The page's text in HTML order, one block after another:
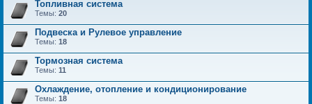
Топливная система
Темы: 20
Подвеска и Рулевое управление
Темы: 18
Тормозная система
Темы: 11
Охлаждение, отопление и кондиционирование
Темы: 18